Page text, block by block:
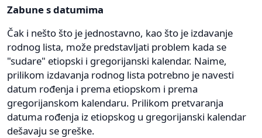
Zabune s datumima
Čak i nešto što je jednostavno, kao što je izdavanje
rodnog lista, može predstavljati problem kada se
"sudare" etiopski i gregorijanski kalendar. Naime,
prilikom izdavanja rodnog lista potrebno je navesti
datum rođenja i prema etiopskom i prema
gregorijanskom kalendaru. Prilikom pretvaranja
datuma rođenja iz etiopskog u gregorijanski kalendar
dešavaju se greške.